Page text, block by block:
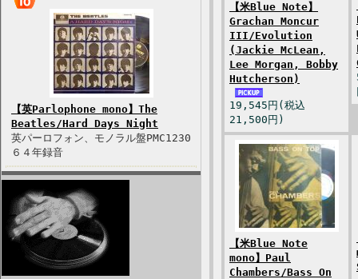
【英Parlophone mono】The
Beatles/Hard Days Night
英パーロフォン、モノラル盤PMC1230
６４年録音
【米Blue Note】
Grachan Moncur
III/Evolution
(Jackie McLean,
Lee Morgan, Bobby
Hutcherson)
19,545円(税込
21,500円)
【米Blue Note
mono】Paul
Chambers/Bass On